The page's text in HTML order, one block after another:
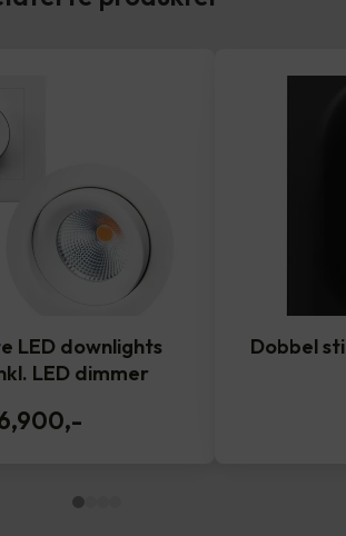
LED downlights
LED dimmer
,-
Dobbel